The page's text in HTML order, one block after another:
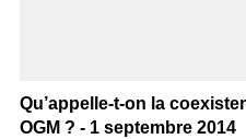
Qu’appelle-t-on la
OGM ? - 1 septembre 2014